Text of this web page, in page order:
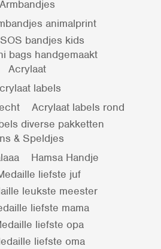
Armbandjes
animalprint
bandjes kids
bags handgemaakt
Acrylaat
labels
Acrylaat labels rond
diverse pakketten
& Speldjes
Hamsa Handje
liefste juf
leukste meester
liefste mama
liefste opa
liefste oma